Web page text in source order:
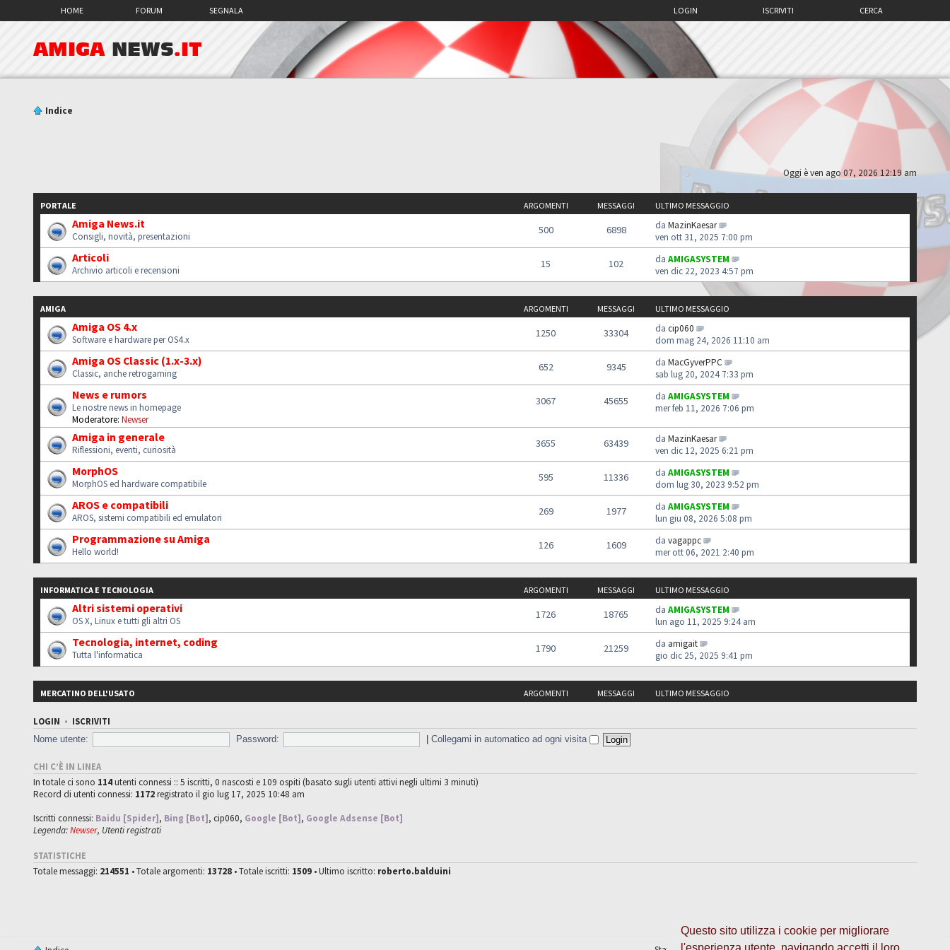
Questo sito utilizza i cookie per migliorare
l'esperienza utente, navigando accetti il loro
HOME FORUM SEGNALA CERCA
ISCRIVITI
LOGIN
AMIGA NEWS.IT
Indice
Oggi è ven ago 07, 2026 12:19 am
PORTALE ARGOMENTI MESSAGGI ULTIMO MESSAGGIO
Amiga News.it
Consigli, novità, presentazioni
500 6898 da MazinKaesar
ven ott 31, 2025 7:00 pm
Articoli
Archivio articoli e recensioni
15 102 da AMIGASYSTEM
ven dic 22, 2023 4:57 pm
AMIGA ARGOMENTI MESSAGGI ULTIMO MESSAGGIO
Amiga OS 4.x
Software e hardware per OS4.x
1250 33304 da cip060
dom mag 24, 2026 11:10 am
Amiga OS Classic (1.x-3.x)
Classic, anche retrogaming
652 9345 da MacGyverPPC
sab lug 20, 2024 7:33 pm
News e rumors
Le nostre news in homepage
Moderatore: Newser
3067 45655 da AMIGASYSTEM
mer feb 11, 2026 7:06 pm
Amiga in generale
Riflessioni, eventi, curiosità
3655 63439 da MazinKaesar
ven dic 12, 2025 6:21 pm
MorphOS
MorphOS ed hardware compatibile
595 11336 da AMIGASYSTEM
dom lug 30, 2023 9:52 pm
AROS e compatibili
AROS, sistemi compatibili ed emulatori
269 1977 da AMIGASYSTEM
lun giu 08, 2026 5:08 pm
Programmazione su Amiga
Hello world!
126 1609 da vagappc
mer ott 06, 2021 2:40 pm
INFORMATICA E TECNOLOGIA ARGOMENTI MESSAGGI ULTIMO MESSAGGIO
Altri sistemi operativi
OS X, Linux e tutti gli altri OS
1726 18765 da AMIGASYSTEM
lun ago 11, 2025 9:24 am
Tecnologia, internet, coding
Tutta l'informatica
1790 21259 da amigait
gio dic 25, 2025 9:41 pm
MERCATINO DELL'USATO ARGOMENTI MESSAGGI ULTIMO MESSAGGIO
LOGIN • ISCRIVITI
Nome utente:
Password: |Collegami in automatico ad ogni visita
CHI C’È IN LINEA
In totale ci sono 114utenti connessi :: 5 iscritti, 0 nascosti e 109 ospiti (basato sugli utenti attivi negli ultimi 3 minuti)
Record di utenti connessi: 1172registrato il gio lug 17, 2025 10:48 am
Iscritti connessi: Baidu [Spider], Bing [Bot],cip060, Google [Bot], Google Adsense [Bot]
Legenda:Newser, Utenti registrati
STATISTICHE
Totale messaggi: 214551 • Totale argomenti: 13728 • Totale iscritti: 1509 • Ultimo iscritto: roberto.balduini